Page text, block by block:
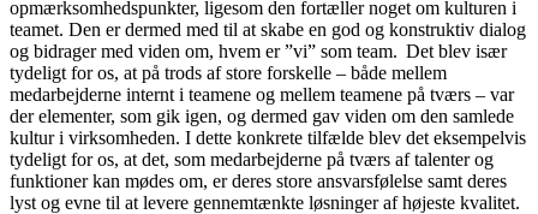
opmærksomhedspunkter, ligesom den fortæller noget om kulturen i
teamet. Den er dermed med til at skabe en god og konstruktiv dialog
og bidrager med viden om, hvem er ”vi” som team. Det blev især
tydeligt for os, at på trods af store forskelle – både mellem
medarbejderne internt i teamene og mellem teamene på tværs – var
der elementer, som gik igen, og dermed gav viden om den samlede
kultur i virksomheden. I dette konkrete tilfælde blev det eksempelvis
tydeligt for os, at det, som medarbejderne på tværs af talenter og
funktioner kan mødes om, er deres store ansvarsfølelse samt deres
lyst og evne til at levere gennemtænkte løsninger af højeste kvalitet.